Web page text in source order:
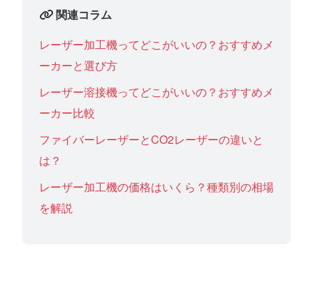
関連コラム
レーザー加工機ってどこがいいの？おすすめメ
ーカーと選び方
レーザー溶接機ってどこがいいの？おすすめメ
ーカー比較
ファイバーレーザーとCO2レーザーの違いと
は？
レーザー加工機の価格はいくら？種類別の相場
を解説